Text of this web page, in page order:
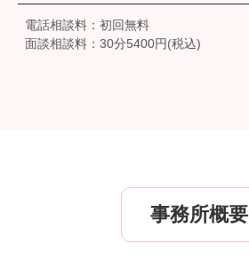
電話相談料：初回無料
面談相談料：30分5400円(税込)
事務所概要